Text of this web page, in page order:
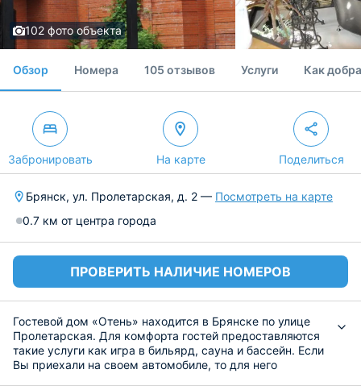
102 фото объекта
Обзор Номера 105 отзывов Услуги Как
Забронировать На карте Поделиться
Брянск, ул. Пролетарская, д. 2 — Посмотреть на карте
0.7 км от центра города
ПРОВЕРИТЬ НАЛИЧИЕ НОМЕРОВ
Гостевой дом «Отень» находится в Брянске по улице
Пролетарская. Для комфорта гостей предоставляются
такие услуги как игра в бильярд, сауна и бассейн. Если
Вы приехали на своем автомобиле, то для него